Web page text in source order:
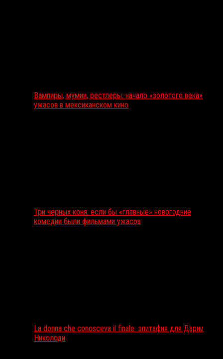
Вампиры, мумии, рестлеры: начало «золотого века»
ужасов в мексиканском кино
Три чёрных коня: если бы «главные» новогодние
комедии были фильмами ужасов
La donna che conosceva il finale: эпитафия для Дарии
Николоди